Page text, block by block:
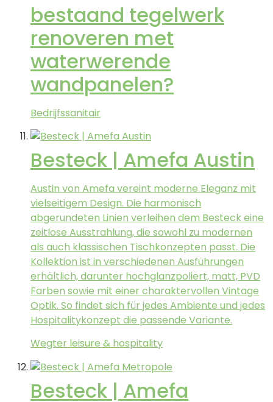
bestaand tegelwerk
renoveren met
waterwerende
wandpanelen?
Bedrijfssanitair
Besteck | Amefa Austin
Austin von Amefa vereint moderne Eleganz mit
vielseitigem Design. Die harmonisch
abgerundeten Linien verleihen dem Besteck eine
zeitlose Ausstrahlung, die sowohl zu modernen
als auch klassischen Tischkonzepten passt. Die
Kollektion ist in verschiedenen Ausführungen
erhältlich, darunter hochglanzpoliert, matt, PVD
Farben sowie mit einer charaktervollen Vintage
Optik. So findet sich für jedes Ambiente und jedes
Hospitalitykonzept die passende Variante.
Wegter leisure & hospitality
Besteck | Amefa